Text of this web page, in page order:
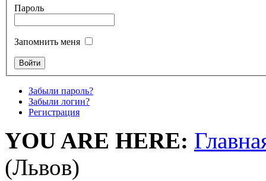
Пароль
Запомнить меня
Забыли пароль?
Забыли логин?
Регистрация
YOU ARE HERE:
(Львов)